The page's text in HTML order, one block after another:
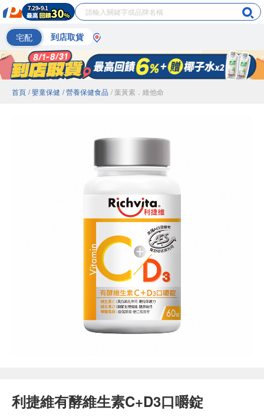
宅配 到店取貨
首頁 / 嬰童保健 / 營養保健食品 / 葉黃素．維他命
利捷維有酵維生素C+D3口嚼錠